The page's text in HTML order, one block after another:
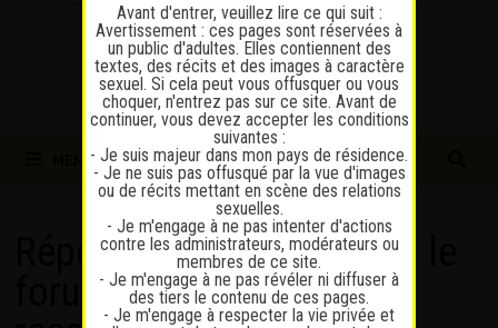
MENU
Répondre à : Nouveau sur le
forum j’attend vos
Avant d'entrer, veuillez lire ce qui suit :
Avertissement : ces pages sont réservées à
un public d'adultes. Elles contiennent des
textes, des récits et des images à caractère
sexuel. Si cela peut vous offusquer ou vous
choquer, n'entrez pas sur ce site. Avant de
continuer, vous devez accepter les conditions
suivantes :
- Je suis majeur dans mon pays de résidence.
- Je ne suis pas offusqué par la vue d'images
ou de récits mettant en scène des relations
sexuelles.
- Je m'engage à ne pas intenter d'actions
contre les administrateurs, modérateurs ou
membres de ce site.
- Je m'engage à ne pas révéler ni diffuser à
des tiers le contenu de ces pages.
- Je m'engage à respecter la vie privée et